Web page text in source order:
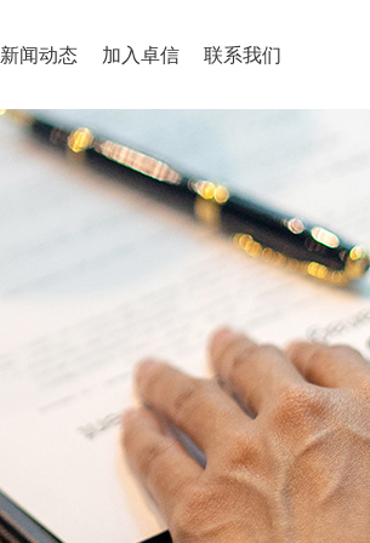
新闻动态 加入卓信 联系我们